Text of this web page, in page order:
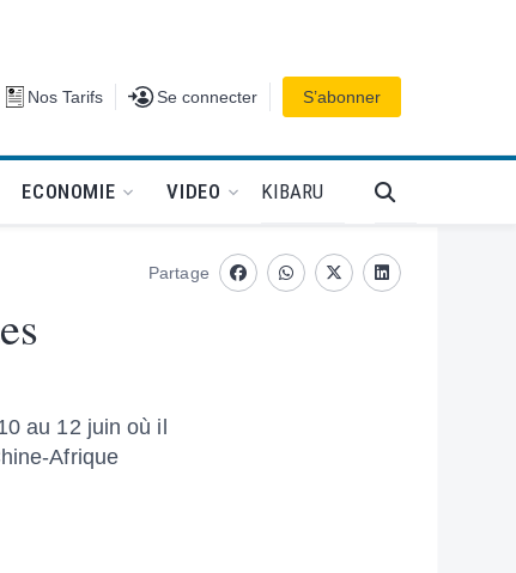
Nos Tarifs Se connecter
Se connecter S’abonner
ECONOMIE VIDEO KIBARU
au 12 juin où il
Afrique
Partage
FacebookwhatsappTwitterLinkedin